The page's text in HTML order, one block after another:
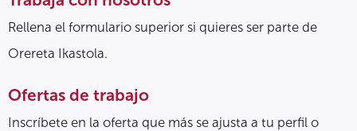
Rellena el formulario superior si quieres ser parte de
Orereta Ikastola.
Ofertas de trabajo
Inscríbete en la oferta que más se ajusta a tu perfil o